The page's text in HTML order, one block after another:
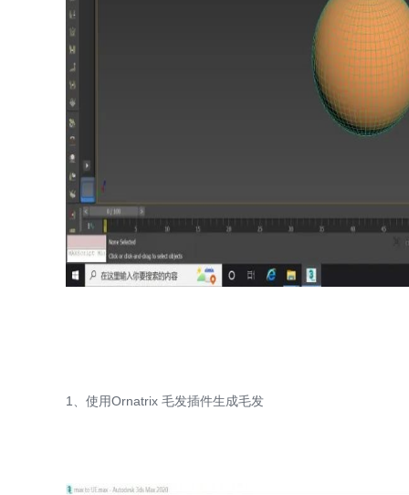
1、使用Ornatrix 毛发插件生成毛发